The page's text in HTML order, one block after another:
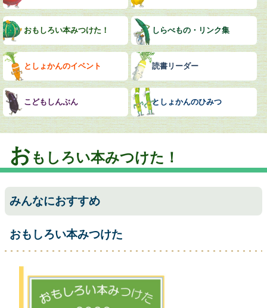
おもしろい本みつけた！
みんなにおすすめ
おもしろい本みつけた
おもしろい本みつけた！ しらべもの・リンク集
としょかんのイベント 読書リーダー
こどもしんぶん としょかんのひみつ